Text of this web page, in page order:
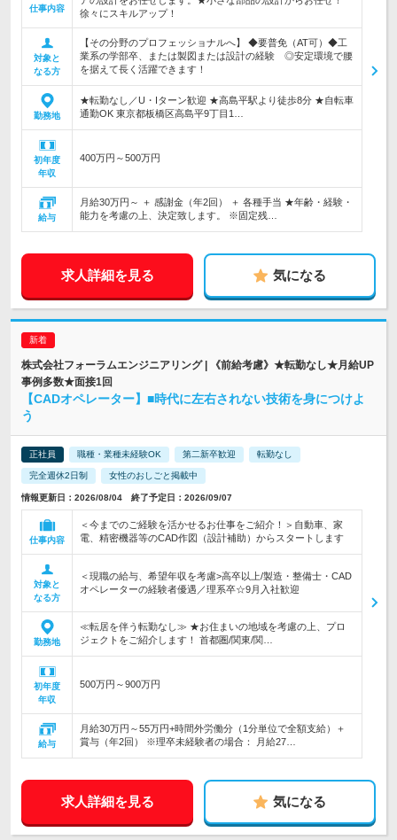
仕事内容
徐々にスキルアップ！
対象と
なる方
【その分野のプロフェッショナルへ】 ◆要普免（AT可）◆工
業系の学部卒、または製図または設計の経験 ◎安定環境で腰
を据えて長く活躍できます！
勤務地
★転勤なし／U・Iターン歓迎 ★高島平駅より徒歩8分 ★自転車
通勤OK 東京都板橋区高島平9丁目1…
初年度
年収
400万円～500万円
給与
月給30万円～ ＋ 感謝金（年2回） ＋ 各種手当 ★年齢・経験・
能力を考慮の上、決定致します。 ※固定残…
求人詳細を見る 気になる
株式会社フォーラムエンジニアリング | 《前給考慮》★転勤なし★月給UP
事例多数★面接1回
【CADオペレーター】■時代に左右されない技術を身につけよ
う
正社員 職種・業種未経験OK 第二新卒歓迎 転勤なし
完全週休2日制 女性のおしごと掲載中
情報更新日：2026/08/04 終了予定日：2026/09/07
仕事内容
＜今までのご経験を活かせるお仕事をご紹介！＞自動車、家
電、精密機器等のCAD作図（設計補助）からスタートします
対象と
なる方
＜現職の給与、希望年収を考慮>高卒以上/製造・整備士・CAD
オペレーターの経験者優遇／理系卒☆9月入社歓迎
勤務地
≪転居を伴う転勤なし≫ ★お住まいの地域を考慮の上、プロ
ジェクトをご紹介します！ 首都圏/関東/関…
初年度
年収
500万円～900万円
給与
月給30万円～55万円+時間外労働分（1分単位で全額支給）＋
賞与（年2回） ※理卒未経験者の場合： 月給27…
求人詳細を見る 気になる